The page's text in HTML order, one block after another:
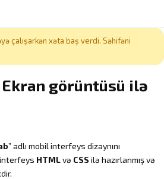
çalışarkən xəta baş verdi. Səhifəni
görüntüsü ilə
” adlı mobil interfeys dizaynını
HTMLvə CSS ilə hazırlanmış və